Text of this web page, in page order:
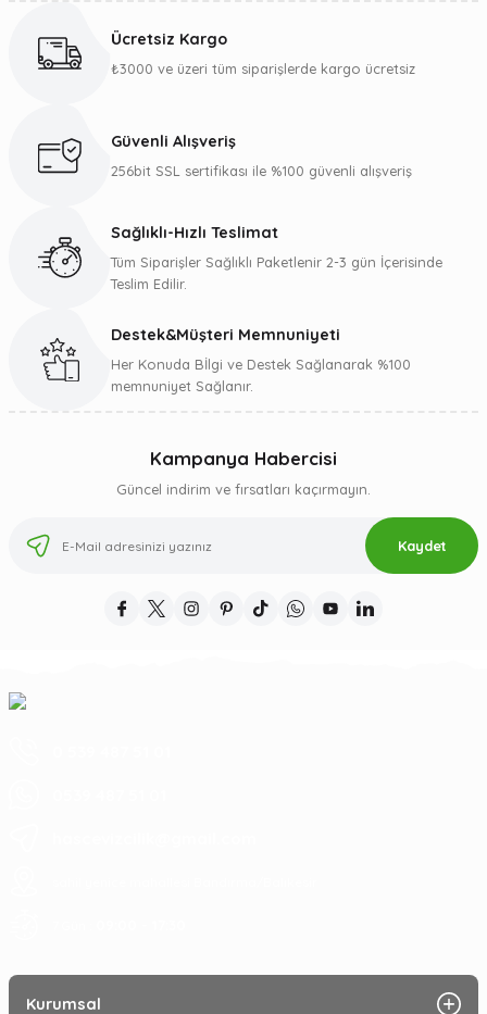
Görüş ve önerileriniz için teşekkür ederiz.
Ürün bilgilerinde hatalar bulunuyor.
Gönder
Ücretsiz Kargo
₺3000 ve üzeri tüm siparişlerde kargo ücretsiz
Güvenli Alışveriş
256bit SSL sertifikası ile %100 güvenli alışveriş
Sağlıklı-Hızlı Teslimat
Tüm Siparişler Sağlıklı Paketlenir 2-3 gün İçerisinde
Teslim Edilir.
Destek&Müşteri Memnuniyeti
Her Konuda Bİlgi ve Destek Sağlanarak %100
memnuniyet Sağlanır.
Kampanya Habercisi
Güncel indirim ve fırsatları kaçırmayın.
Kaydet
Kurumsal